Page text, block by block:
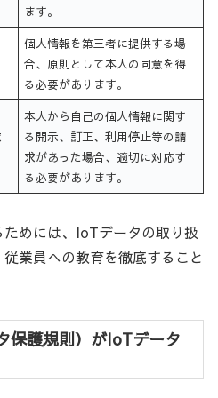
ます。
個人情報を第三者に提供する場
合、原則として本人の同意を得
る必要があります。
本人から自己の個人情報に関す
る開示、訂正、利用停止等の請
求があった場合、適切に対応す
る必要があります。
めには、IoTデータの取り扱
業員への教育を徹底すること
保護規則）がIoTデータ